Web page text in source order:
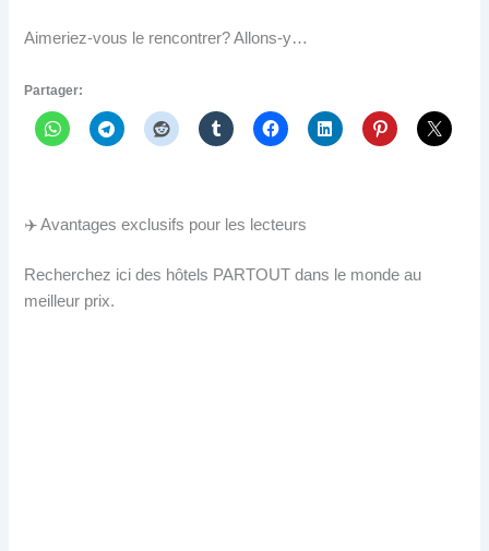
Aimeriez-vous le rencontrer? Allons-y…
Partager:
✈️ Avantages exclusifs pour les lecteurs
Recherchez ici des hôtels PARTOUT dans le monde au
meilleur prix.